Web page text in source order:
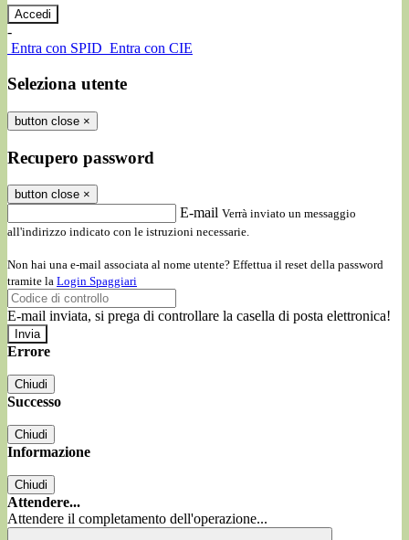
-
Entra con SPID Entra con CIE
Seleziona utente
button close ×
Recupero password
button close ×
E-mail Verrà inviato un messaggio
all'indirizzo indicato con le istruzioni necessarie.
Non hai una e-mail associata al nome utente? Effettua il reset della password
tramite la Login Spaggiari
E-mail inviata, si prega di controllare la casella di posta elettronica!
Errore
Chiudi
Successo
Chiudi
Informazione
Chiudi
Attendere...
Attendere il completamento dell'operazione...